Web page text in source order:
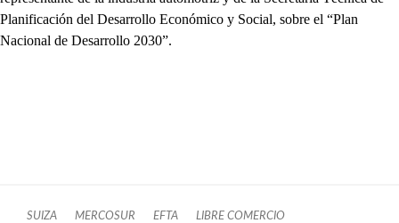
Planificación del Desarrollo Económico y Social, sobre el “Plan
Nacional de Desarrollo 2030”.
SUIZA MERCOSUR EFTA LIBRE COMERCIO